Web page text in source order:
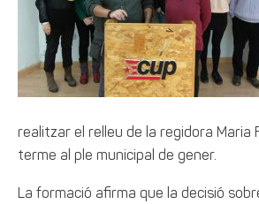
realitzar el relleu de la regidora Maria
terme al ple municipal de gener.
La formació afirma que la decisió